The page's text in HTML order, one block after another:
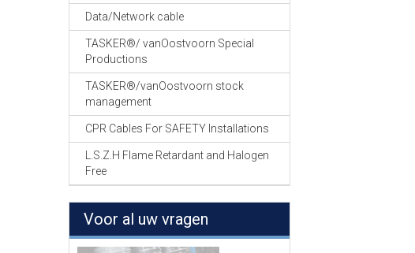
Data/Network cable
TASKER®/ vanOostvoorn Special
Productions
TASKER®/vanOostvoorn stock
management
CPR Cables For SAFETY Installations
L.S.Z.H Flame Retardant and Halogen
Free
Voor al uw vragen